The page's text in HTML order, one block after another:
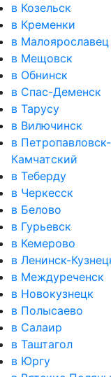
в Козельск
в Кременки
в Малоярославец
в Мещовск
в Обнинск
в Спас-Деменск
в Тарусу
в Вилючинск
в Петропавловск-
Камчатский
в Теберду
в Черкесск
в Белово
в Гурьевск
в Кемерово
в Ленинск-
в Междуреченск
в Новокузнецк
в Полысаево
в Салаир
в Таштагол
в Юргу